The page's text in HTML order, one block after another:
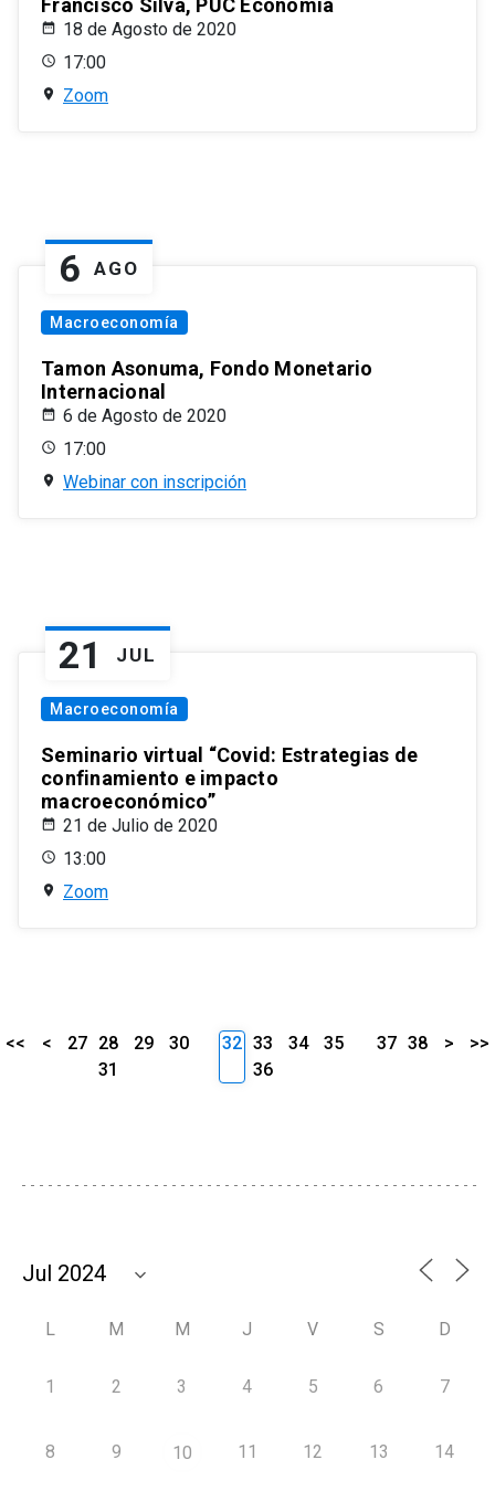
Francisco Silva, PUC Economía
18 de Agosto de 2020
17:00
Zoom
6 AGO
Macroeconomía
Tamon Asonuma, Fondo Monetario
Internacional
6 de Agosto de 2020
17:00
Webinar con inscripción
21 JUL
Macroeconomía
Seminario virtual “Covid: Estrategias de
confinamiento e impacto
macroeconómico”
21 de Julio de 2020
13:00
Zoom
<< < 27 28 29
30
31
32 33 34
35
36
37 38 > >>
L M M J V S D
1 2 3 4 5 6 7
8 9 10 11 12 13 14